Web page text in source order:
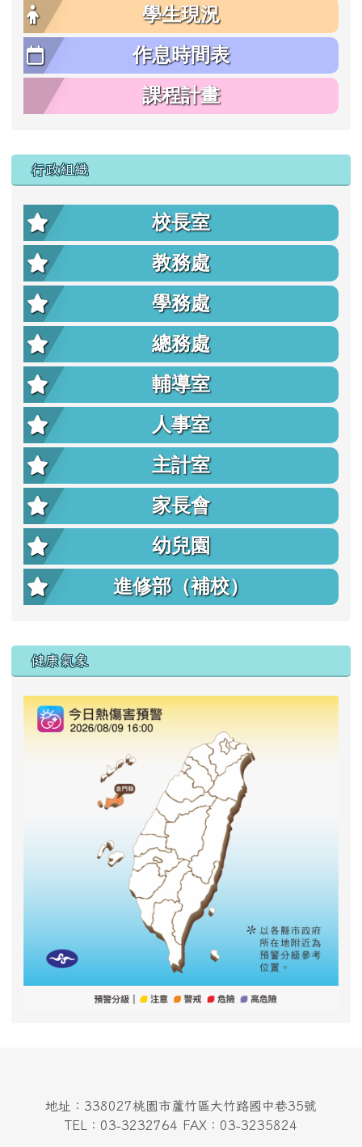
學生現況
作息時間表
課程計畫
行政組織
校長室
教務處
學務處
總務處
輔導室
人事室
主計室
家長會
幼兒園
進修部（補校）
右邊區域內容
健康氣象
地址：338027桃園市蘆竹區大竹路國中巷35號
TEL：03-3232764 FAX：03-3235824